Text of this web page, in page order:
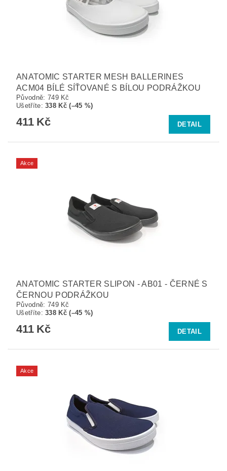
ANATOMIC STARTER MESH BALLERINES
ACM04 BÍLÉ SÍŤOVANÉ S BÍLOU PODRÁŽKOU
Původně: 749 Kč
Ušetříte:338 Kč (–45 %)
411 Kč DETAIL
Akce
ANATOMIC STARTER SLIPON - AB01 - ČERNÉ S
ČERNOU PODRÁŽKOU
Původně: 749 Kč
Ušetříte:338 Kč (–45 %)
411 Kč DETAIL
Akce